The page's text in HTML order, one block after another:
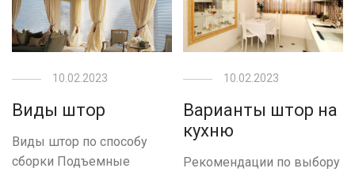
10.02.2023
Виды штор
Виды штор по способу
сборки Подъемные
10.02.2023
Варианты штор на
кухню
Рекомендации по выбору